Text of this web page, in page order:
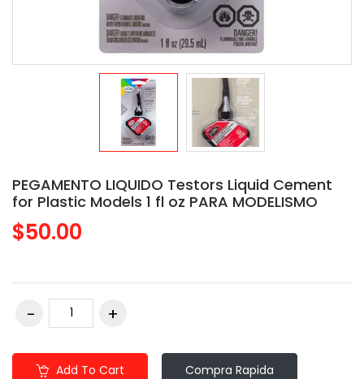
PEGAMENTO LIQUIDO Testors Liquid Cement
for Plastic Models 1 fl oz PARA MODELISMO
$50.00
Add To Cart Compra Rapida